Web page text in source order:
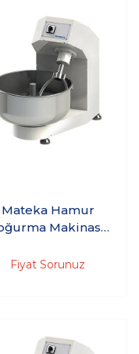
Mateka Hamur
Makinası
850t
Fiyat Sorunuz